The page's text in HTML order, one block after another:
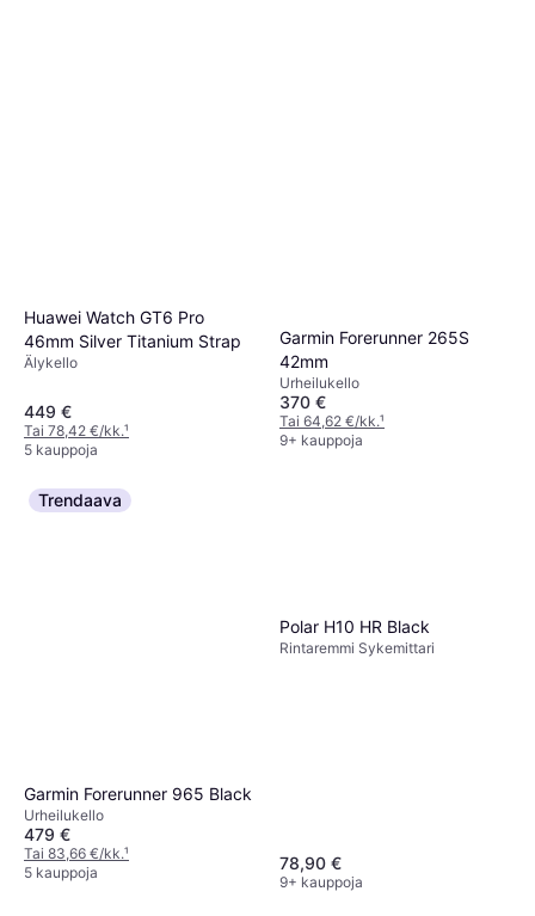
Huawei Watch GT6 Pro
46mm Silver Titanium Strap
Älykello
449 €
Tai 78,42 €/kk.¹
5 kauppoja
Garmin Forerunner 265S
42mm
Urheilukello
370 €
Tai 64,62 €/kk.¹
9+ kauppoja
Trendaava
Garmin Forerunner 965 Black
Urheilukello
479 €
Tai 83,66 €/kk.¹
5 kauppoja
Polar H10 HR Black
Rintaremmi Sykemittari
78,90 €
9+ kauppoja